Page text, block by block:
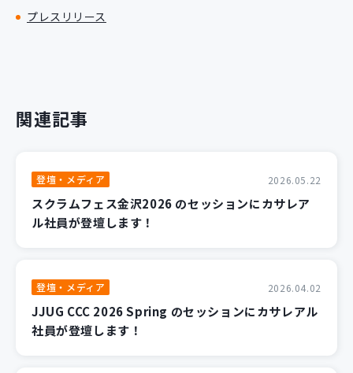
プレスリリース
関連記事
登壇・メディア 2026.05.22
スクラムフェス金沢2026 のセッションにカサレア
ル社員が登壇します！
登壇・メディア 2026.04.02
JJUG CCC 2026 Spring のセッションにカサレアル
社員が登壇します！